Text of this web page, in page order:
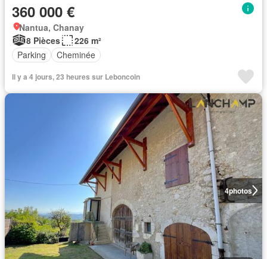
360 000 €
Nantua, Chanay
8 Pièces
226 m²
Parking
Cheminée
Il y a 4 jours, 23 heures sur Leboncoin
4photos